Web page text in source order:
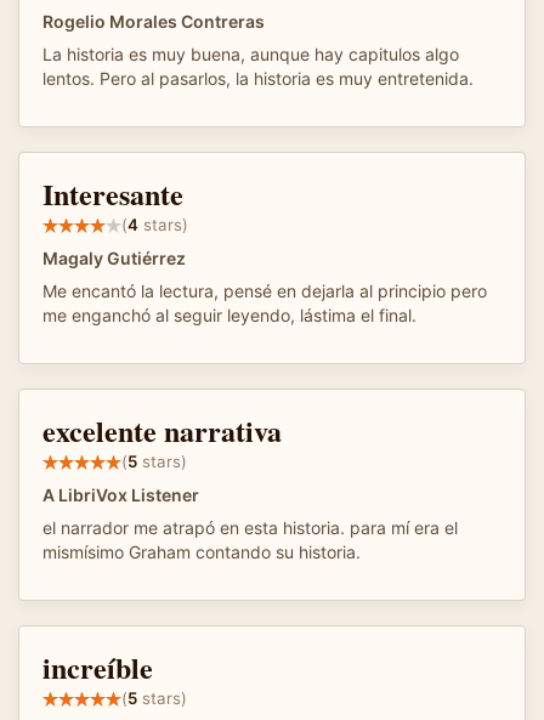
Rogelio Morales Contreras
La historia es muy buena, aunque hay capitulos algo
lentos. Pero al pasarlos, la historia es muy entretenida.
Interesante
(4 stars)
Magaly Gutiérrez
Me encantó la lectura, pensé en dejarla al principio pero
me enganchó al seguir leyendo, lástima el final.
excelente narrativa
(5 stars)
A LibriVox Listener
el narrador me atrapó en esta historia. para mí era el
mismísimo Graham contando su historia.
increíble
(5 stars)